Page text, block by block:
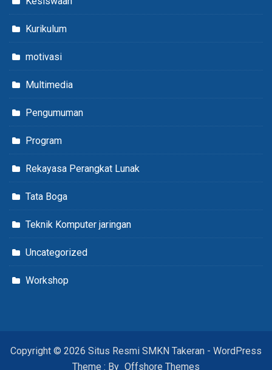
Kurikulum
motivasi
Multimedia
Pengumuman
Program
Rekayasa Perangkat Lunak
Tata Boga
Teknik Komputer jaringan
Uncategorized
Workshop
Copyright © 2026 Situs Resmi SMKN Takeran - WordPress
Theme : By Offshore Themes